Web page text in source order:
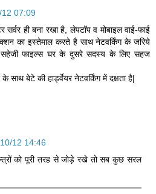
12 07:09
ही बना रखा है, लेपटॉप व मोबाइल वाई-फाई
का इस्तेमाल करते है साथ नेटवर्किंग के जरिये
सहेजी फाइल्स घर के दुसरे सदस्य के लिए सहज
बेटे की हार्ड्वेयर नेटवर्किंग में दक्षता है|
12 14:46
को पूरी तरह से जोड़े रखे तो सब कुछ सरल